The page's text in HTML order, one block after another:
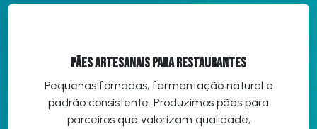
Pães Artesanais para Restaurantes
Pequenas fornadas, fermentação natural e
padrão consistente. Produzimos pães para
parceiros que valorizam qualidade,